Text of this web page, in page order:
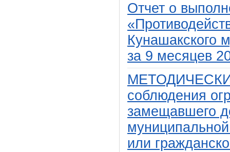
Отчет о
Кунашакского
за 9 месяцев
соблюдения
замещавшего
или